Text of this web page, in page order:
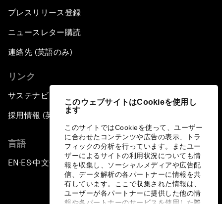
このウェブサイトはCookieを使用し
ます
このサイトではCookieを使って、ユーザー
に合わせたコンテンツや広告の表示、トラ
フィックの分析を行っています。またユー
ザーによるサイトの利用状況についても情
報を収集し、ソーシャルメディアや広告配
信、データ解析の各パートナーに情報を共
有しています。ここで収集された情報は、
ユーザーが各パートナーに提供した他の情
プレスリリース登録
ニュースレター購読
連絡先 (英語のみ)
リンク
サステナビリティへの取り組み
採用情報 (英語のみ)
言語
EN ▪ES▪中文▪ 日本語